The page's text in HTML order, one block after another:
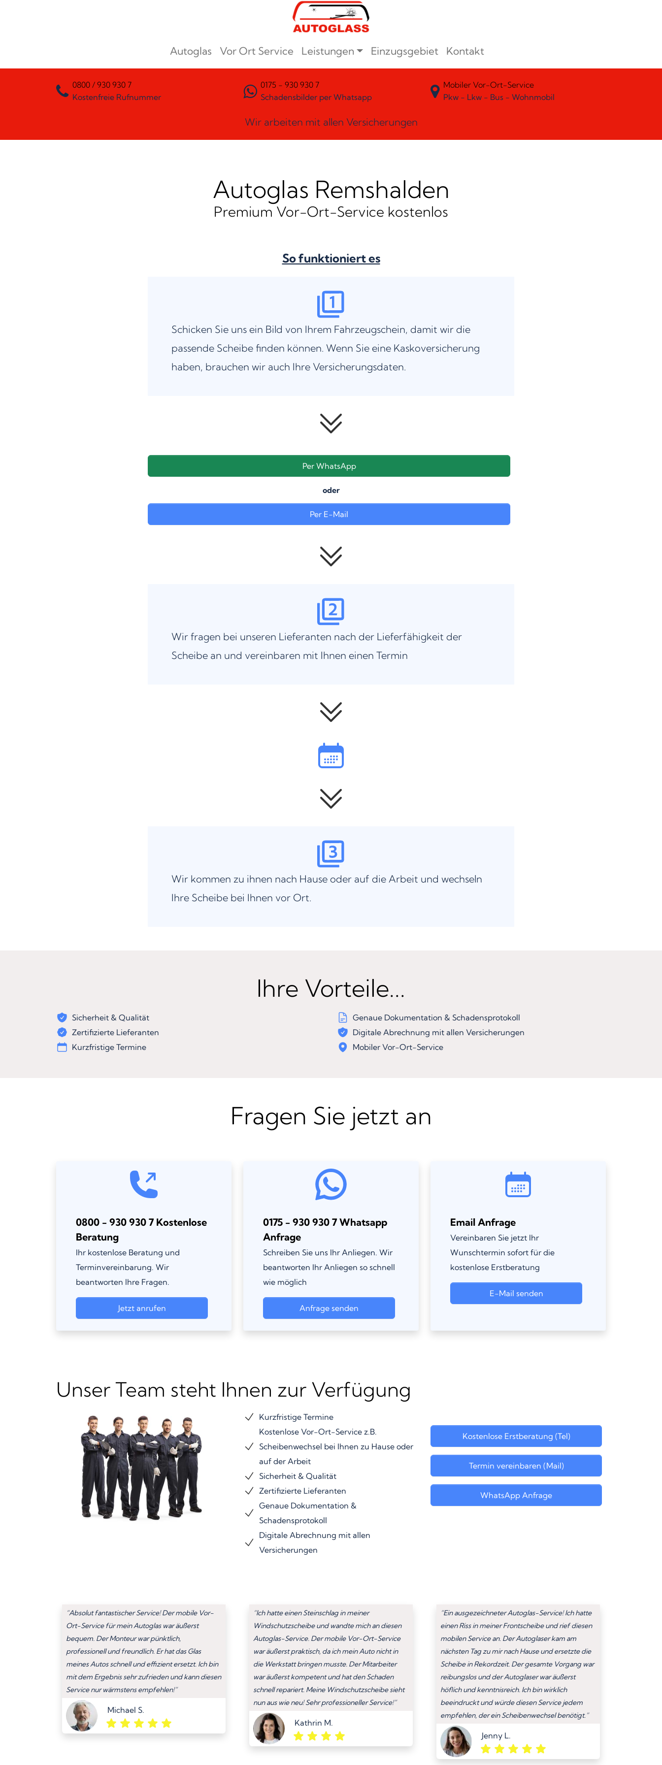
Autoglas Vor Ort Service Leistungen Einzugsgebiet Kontakt
0800 / 930 930 7
Kostenfreie Rufnummer
0175 - 930 930 7
Schadensbilder per Whatsapp
Mobiler Vor-Ort-Service
Pkw - Lkw - Bus - Wohnmobil
Wir arbeiten mit allen Versicherungen
Autoglas Remshalden
Premium Vor-Ort-Service kostenlos
So funktioniert es
Schicken Sie uns ein Bild von Ihrem Fahrzeugschein, damit wir die
passende Scheibe finden können. Wenn Sie eine Kaskoversicherung
haben, brauchen wir auch Ihre Versicherungsdaten.
Per WhatsApp
oder
Per E-Mail
Wir fragen bei unseren Lieferanten nach der Lieferfähigkeit der
Scheibe an und vereinbaren mit Ihnen einen Termin
Wir kommen zu ihnen nach Hause oder auf die Arbeit und wechseln
Ihre Scheibe bei Ihnen vor Ort.
Ihre Vorteile...
Sicherheit & Qualität
Zertifizierte Lieferanten
Kurzfristige Termine
Genaue Dokumentation & Schadensprotokoll
Digitale Abrechnung mit allen Versicherungen
Mobiler Vor-Ort-Service
Fragen Sie jetzt an
0800 - 930 930 7 Kostenlose
Beratung
Ihr kostenlose Beratung und
Terminvereinbarung. Wir
beantworten Ihre Fragen.
Jetzt anrufen
0175 - 930 930 7 Whatsapp
Anfrage
Schreiben Sie uns Ihr Anliegen. Wir
beantworten Ihr Anliegen so schnell
wie möglich
Anfrage senden
Email Anfrage
Vereinbaren Sie jetzt Ihr
Wunschtermin sofort für die
kostenlose Erstberatung
E-Mail senden
Unser Team steht Ihnen zur Verfügung
Kurzfristige Termine
Kostenlose Vor-Ort-Service z.B.
Scheibenwechsel bei Ihnen zu Hause oder
auf der Arbeit
Sicherheit & Qualität
Zertifizierte Lieferanten
Genaue Dokumentation &
Schadensprotokoll
Digitale Abrechnung mit allen
Versicherungen
Kostenlose Erstberatung (Tel)
Termin vereinbaren (Mail)
WhatsApp Anfrage
“Absolut fantastischer Service! Der mobile Vor-
Ort-Service für mein Autoglas war äußerst
bequem. Der Monteur war pünktlich,
professionell und freundlich. Er hat das Glas
meines Autos schnell und effizient ersetzt. Ich bin
mit dem Ergebnis sehr zufrieden und kann diesen
Service nur wärmstens empfehlen!”
Michael S.
“Ich hatte einen Steinschlag in meiner
Windschutzscheibe und wandte mich an diesen
Autoglas-Service. Der mobile Vor-Ort-Service
war äußerst praktisch, da ich mein Auto nicht in
die Werkstatt bringen musste. Der Mitarbeiter
war äußerst kompetent und hat den Schaden
schnell repariert. Meine Windschutzscheibe sieht
nun aus wie neu! Sehr professioneller Service!”
Kathrin M.
“Ein ausgezeichneter Autoglas-Service! Ich hatte
einen Riss in meiner Frontscheibe und rief diesen
mobilen Service an. Der Autoglaser kam am
nächsten Tag zu mir nach Hause und ersetzte die
Scheibe in Rekordzeit. Der gesamte Vorgang war
reibungslos und der Autoglaser war äußerst
höflich und kenntnisreich. Ich bin wirklich
beeindruckt und würde diesen Service jedem
empfehlen, der ein Scheibenwechsel benötigt.”
Jenny L.